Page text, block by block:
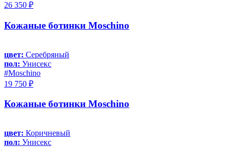
26 350 ₽
Кожаные ботинки Moschino
цвет: Серебряный
пол: Унисекс
#Moschino
19 750 ₽
Кожаные ботинки Moschino
цвет: Коричневый
пол: Унисекс